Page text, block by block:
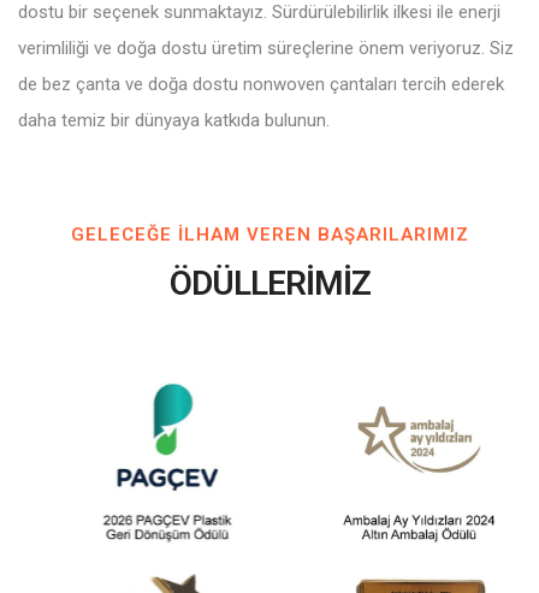
dostu bir seçenek sunmaktayız. Sürdürülebilirlik ilkesi ile enerji
verimliliği ve doğa dostu üretim süreçlerine önem veriyoruz. Siz
de bez çanta ve doğa dostu nonwoven çantaları tercih ederek
daha temiz bir dünyaya katkıda bulunun.
GELECEĞE ILHAM VEREN BAŞARILARIMIZ
ÖDÜLLERİMİZ